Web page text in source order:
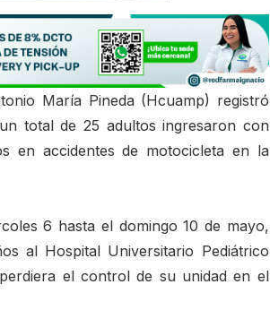
María Pineda (Hcuamp) registró
total de 25 adultos ingresaron con
en accidentes de motocicleta en la
6 hasta el domingo 10 de mayo,
al Hospital Universitario Pediátrico
el control de su unidad en el